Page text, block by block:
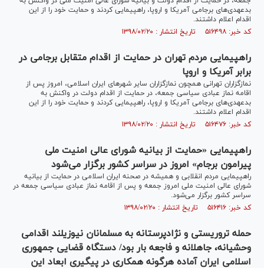
بدعهدی‌های برجامی آمریکا و اروپا، راهپیمایی کردند و حمایت خود را از این
اقدام اعلام داشتند.
کد خبر: ۵۱۶۴۹۸ تاریخ انتشار : ۱۳۹۸/۰۲/۲۰
راهپیمایی مردم تهران در حمایت از اقدام متقابل برجامی در
برابر آمریکا و اروپا
نمازگزاران تهرانی همچون نمازگزاران سایر شهرهای ایران اسلامی، امروز پس از
اقامه نماز عبادی سیاسی جمعه، در حمایت از اقدام دولت در واکنش به
بدعهدی‌های برجامی آمریکا و اروپا، راهپیمایی کردند و حمایت خود را از این
اقدام اعلام داشتند.
کد خبر: ۵۱۶۴۷۶ تاریخ انتشار : ۱۳۹۸/۰۲/۲۰
راهپیمایی «حمایت از بیانیه شورای عالی امنیت ملی
پیرامون برجام» امروز در سراسر کشور برگزار می‌شود
راهپیمایی مردم انقلابی و همیشه در صحنه ایران اسلامی در حمایت از بیانیه
شورای عالی امنیت ملی امروز جمعه و پس از اقامه نماز عبادی سیاسی جمعه در
سراسر کشور برگزار می‌شود.
کد خبر: ۵۱۶۴۱۶ تاریخ انتشار : ۱۳۹۸/۰۲/۲۰
حمله تروریستی و نژادپرستانه به مسلمانان نیوزیلند اقدامی
وحشیانه، جاهلانه و فاجعه بار بود/ دستگاه قضایی جمهوری
اسلامی ایران آماده هرگونه همکاری در پیگیری ابعاد این